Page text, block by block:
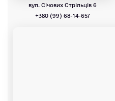
вул. Січових Стрільців 6
+380 (99) 68-14-657